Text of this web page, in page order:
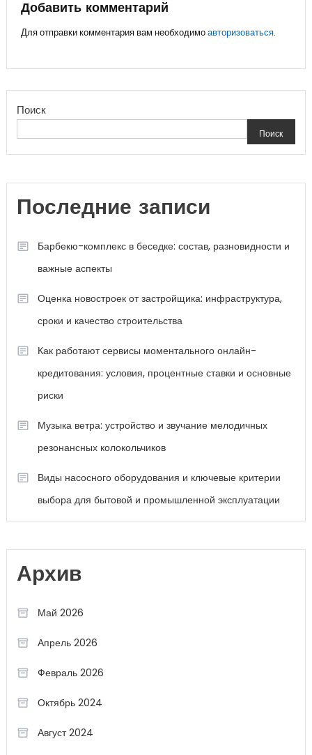
записям
Добавить комментарий
Для отправки комментария вам необходимоавторизоваться.
Поиск
Поиск
Последние записи
Барбекю-комплекс в беседке: состав, разновидности и
важные аспекты
Оценка новостроек от застройщика: инфраструктура,
сроки и качество строительства
Как работают сервисы моментального онлайн-
кредитования: условия, процентные ставки и основные
риски
Музыка ветра: устройство и звучание мелодичных
резонансных колокольчиков
Виды насосного оборудования и ключевые критерии
выбора для бытовой и промышленной эксплуатации
Архив
Май 2026
Апрель 2026
Февраль 2026
Октябрь 2024
Август 2024